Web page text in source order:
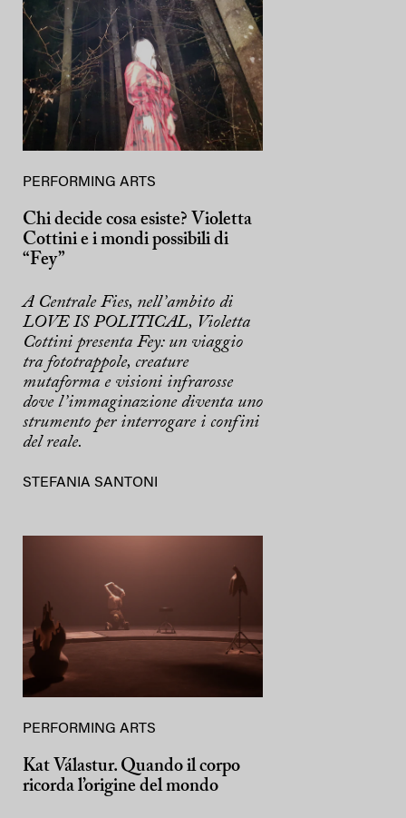
PERFORMING ARTS
Chi decide cosa esiste? Violetta
Cottini e i mondi possibili di
“Fey”
A Centrale Fies, nell’ambito di
LOVE IS POLITICAL, Violetta
Cottini presenta Fey: un viaggio
tra fototrappole, creature
mutaforma e visioni infrarosse
dove l’immaginazione diventa uno
strumento per interrogare i confini
del reale.
STEFANIA SANTONI
PERFORMING ARTS
Kat Válastur. Quando il corpo
ricorda l’origine del mondo